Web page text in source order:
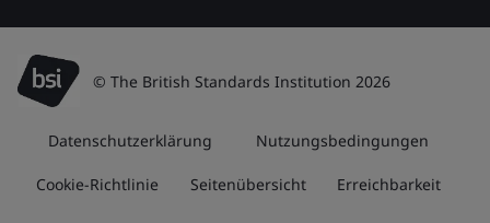
© The British Standards Institution 2026
Datenschutzerklärung Nutzungsbedingungen
Cookie-Richtlinie Seitenübersicht Erreichbarkeit